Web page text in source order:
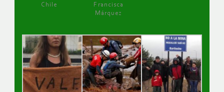
Chile
Francisca
Márquez